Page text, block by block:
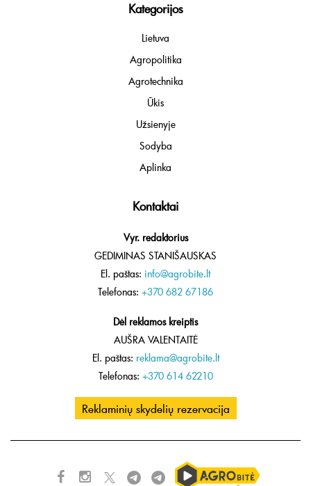
Kategorijos
Lietuva
Agropolitika
Agrotechnika
Ūkis
Užsienyje
Sodyba
Aplinka
Kontaktai
Vyr. redaktorius
GEDIMINAS STANIŠAUSKAS
El. paštas: info@agrobite.lt
Telefonas: +370 682 67186
Dėl reklamos kreiptis
AUŠRA VALENTAITĖ
El. paštas: reklama@agrobite.lt
Telefonas: +370 614 62210
Reklaminių skydelių rezervacija